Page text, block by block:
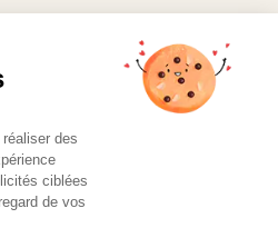
des
ciblées
de vos
Repas